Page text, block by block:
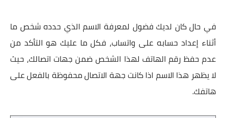
في حال كان لديك فضول لمعرفة الاسم الذي حدده شخص ما
أثناء إعداد حسابه على واتساب، فكل ما عليك هو التأكد من
عدم حفظ رقم الهاتف لهذا الشخص ضمن جهات اتصالك، حيث
لا يظهر هذا الاسم اذا كانت جهة الاتصال محفوظة بالفعل على
هاتفك.